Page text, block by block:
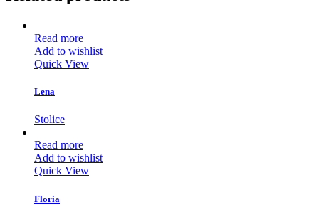
Read more
Add to wishlist
Quick View
Lena
Stolice
Read more
Add to wishlist
Quick View
Floria